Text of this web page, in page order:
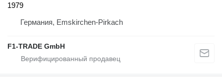
1979
Германия, Emskirchen-Pirkach
F1-TRADE GmbH